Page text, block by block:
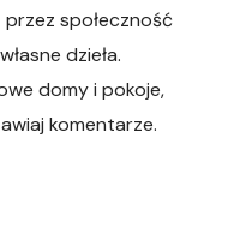
społeczność
dzieła.
domy i pokoje,
komentarze.